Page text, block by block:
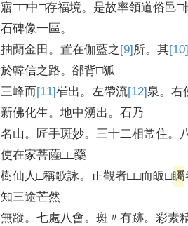
寤□□中□存福境。 是故率領道俗邑□
石碑像一區。
抽蕑金田 。置在伽藍之 [9] 所。其
於韓信之路。郤背□狐
三峰而 [11]岝出。左帶流[12] 泉。右
新佛化生。地中湧出。石乃
名山。 匠手斑妙。三十二相常住。
使在家菩薩□□藥
樹仙人□稱歌詠。 正觀者□□而皈□矚
知三途芒然
無蹤。七處八會。斑〃有跡。彩素